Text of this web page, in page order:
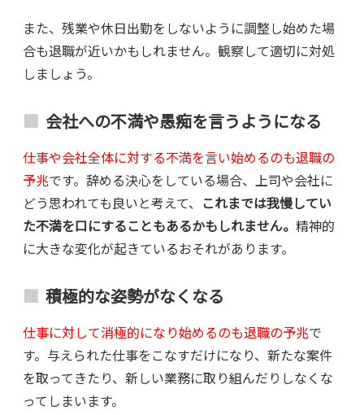
また、残業や休日出勤をしないように調整し始めた場
合も退職が近いかもしれません。観察して適切に対処
しましょう。
会社への不満や愚痴を言うようになる
仕事や会社全体に対する不満を言い始めるのも退職の
予兆です。辞める決心をしている場合、上司や会社に
どう思われても良いと考えて、 これまでは我慢してい
た不満を口にすることもあるかもしれません。 精神的
に大きな変化が起きているおそれがあります。
積極的な姿勢がなくなる
仕事に対して消極的になり始めるのも退職の予兆で
す。与えられた仕事をこなすだけになり、新たな案件
を取ってきたり、新しい業務に取り組んだりしなくな
ってしまいます。